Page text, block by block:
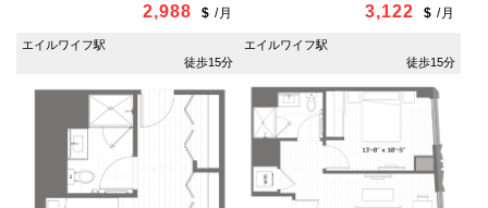
2,988 $ /月
エイルワイフ駅
徒歩15分
3,122 $ /月
エイルワイフ駅
徒歩15分